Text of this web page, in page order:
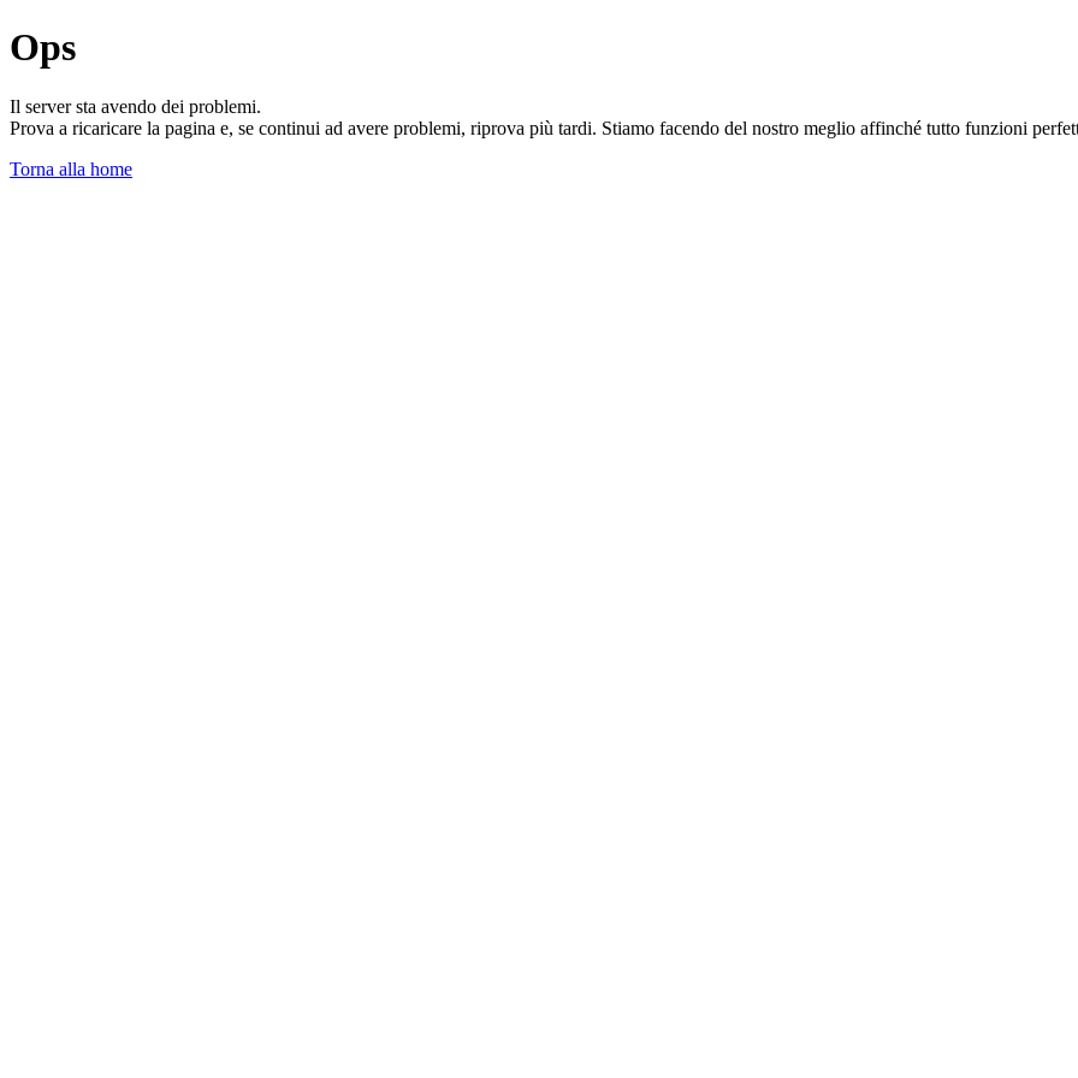
Ops
Il server sta avendo dei problemi.
Prova a ricaricare la pagina e, se continui ad avere problemi, riprova più tardi. Stiamo facendo del nostro meglio affinché tutto funzioni
Torna alla home